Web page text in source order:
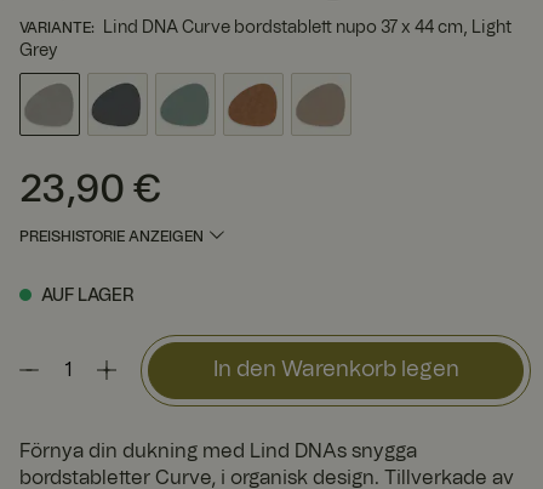
VARIANTE:
Lind DNA Curve bordstablett nupo 37 x 44 cm, Light
Grey
Preis 23,90 €
23,90 €
PREISHISTORIE ANZEIGEN
AUF LAGER
In den Warenkorb legen
Förnya din dukning med Lind DNAs snygga
bordstabletter Curve, i organisk design. Tillverkade av